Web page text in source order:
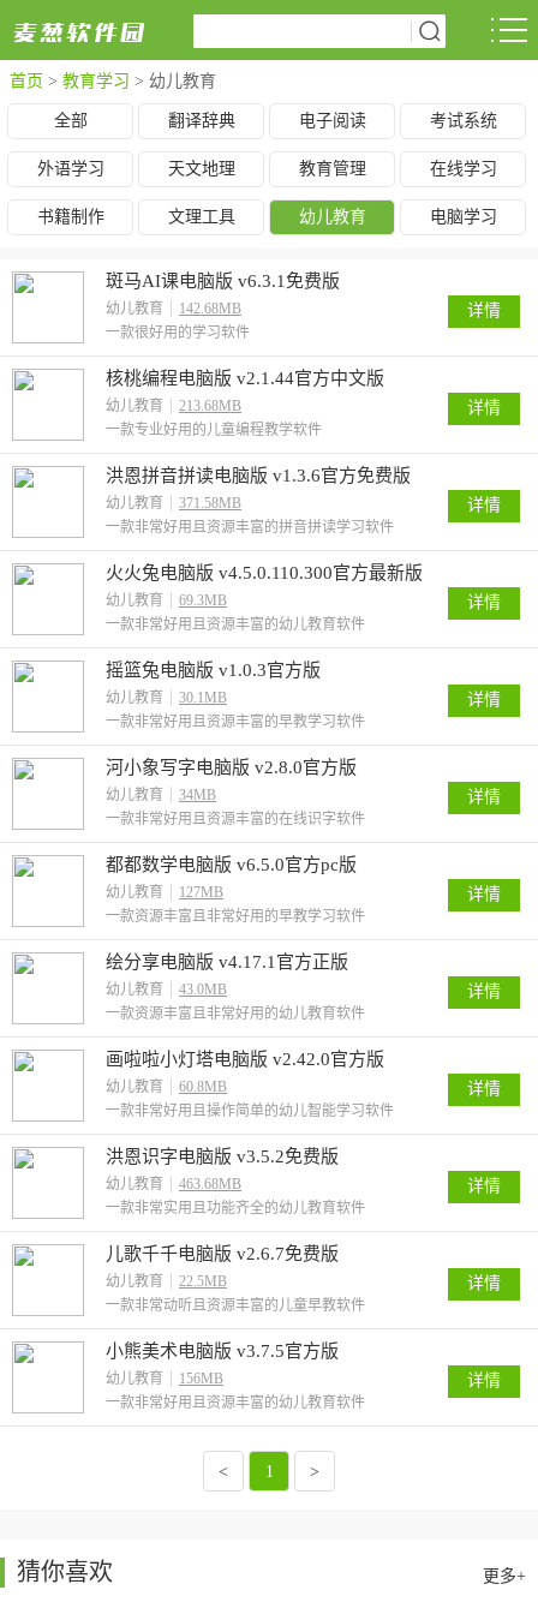
首页 > 教育学习 > 幼儿教育
全部 翻译辞典 电子阅读 考试系统
外语学习 天文地理 教育管理 在线学习
书籍制作 文理工具 幼儿教育 电脑学习
斑马AI课电脑版 v6.3.1免费版
幼儿教育
142.68MB
一款很好用的学习软件
详情
核桃编程电脑版 v2.1.44官方中文版
幼儿教育
213.68MB
一款专业好用的儿童编程教学软件
详情
洪恩拼音拼读电脑版 v1.3.6官方免费版
幼儿教育
371.58MB
一款非常好用且资源丰富的拼音拼读学习软件
详情
火火兔电脑版 v4.5.0.110.300官方最新版
幼儿教育
69.3MB
一款非常好用且资源丰富的幼儿教育软件
详情
摇篮兔电脑版 v1.0.3官方版
幼儿教育
30.1MB
一款非常好用且资源丰富的早教学习软件
详情
河小象写字电脑版 v2.8.0官方版
幼儿教育
34MB
一款非常好用且资源丰富的在线识字软件
详情
都都数学电脑版 v6.5.0官方pc版
幼儿教育
127MB
一款资源丰富且非常好用的早教学习软件
详情
绘分享电脑版 v4.17.1官方正版
幼儿教育
43.0MB
一款资源丰富且非常好用的幼儿教育软件
详情
画啦啦小灯塔电脑版 v2.42.0官方版
幼儿教育
60.8MB
一款非常好用且操作简单的幼儿智能学习软件
详情
洪恩识字电脑版 v3.5.2免费版
幼儿教育
463.68MB
一款非常实用且功能齐全的幼儿教育软件
详情
儿歌千千电脑版 v2.6.7免费版
幼儿教育
22.5MB
一款非常动听且资源丰富的儿童早教软件
详情
小熊美术电脑版 v3.7.5官方版
幼儿教育
156MB
一款非常好用且资源丰富的幼儿教育软件
详情
< 1 >
猜你喜欢 更多+